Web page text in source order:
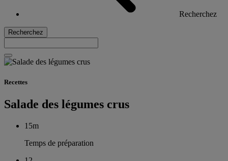
Recherchez
Recherchez
Recettes
Salade des légumes crus
15m
Temps de préparation